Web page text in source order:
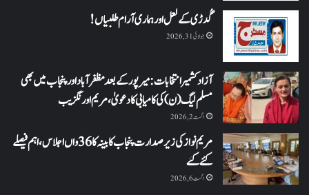
گُدڑی کے لعل اور ہماری آرام طلبیاں!
جولائی 31, 2026
آزاد کشمیر انتخابات: میرپور کے بعد مظفرآباد اور پنجاب میں بھی
مسلم لیگ (ن) کی کامیابی کا دعویٰ، مریم اورنگزیب
اگست 2, 2026
مریم نواز کی زیر صدارت پنجاب کابینہ کا 36واں اجلاس،اہم فیصلے
کئے گئے
اگست 6, 2026